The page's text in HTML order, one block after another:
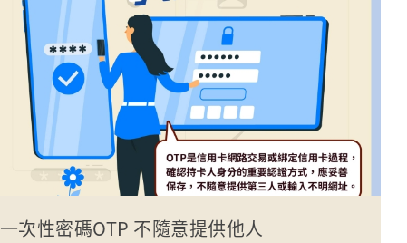
一次性密碼OTP 不隨意提供他人